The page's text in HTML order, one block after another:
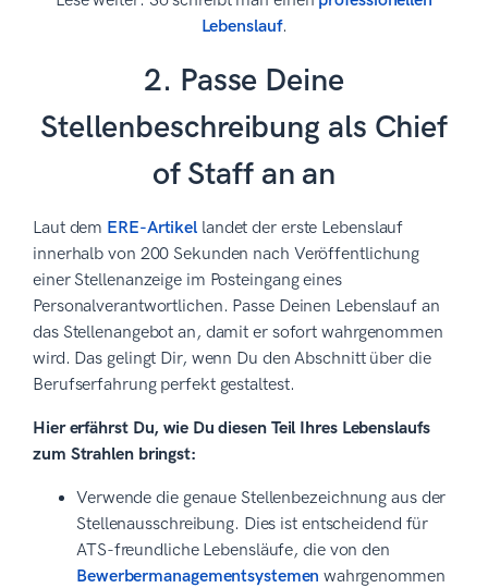
Lebenslauf.
2. Passe Deine
Stellenbeschreibung als Chief
of Staff an an
Laut dem ERE-Artikel landet der erste Lebenslauf
innerhalb von 200 Sekunden nach Veröffentlichung
einer Stellenanzeige im Posteingang eines
Personalverantwortlichen. Passe Deinen Lebenslauf an
das Stellenangebot an, damit er sofort wahrgenommen
wird. Das gelingt Dir, wenn Du den Abschnitt über die
Berufserfahrung perfekt gestaltest.
Hier erfährst Du, wie Du diesen Teil Ihres Lebenslaufs
zum Strahlen bringst:
Verwende die genaue Stellenbezeichnung aus der
Stellenausschreibung. Dies ist entscheidend für
ATS-freundliche Lebensläufe, die von den
Bewerbermanagementsystemen wahrgenommen